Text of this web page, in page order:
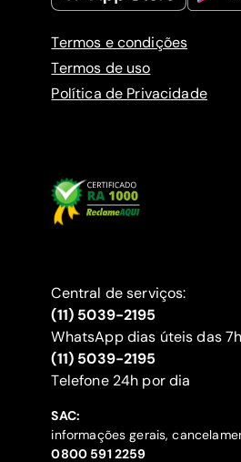
Termos e condições
Termos de uso
Política de Privacidade
Central de serviços:
(11) 5039-2195
WhatsApp dias úteis das
(11) 5039-2195
‍Telefone 24h por dia
SAC:
informações gerais,
‍0800 591 2259